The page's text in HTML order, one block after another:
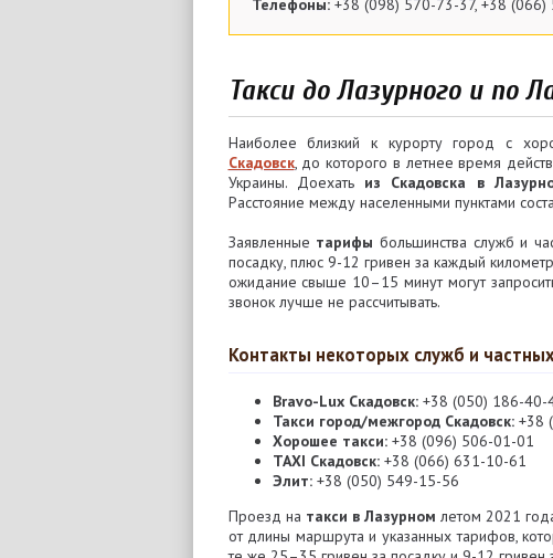
Телефоны:+38 (098) 570-73-37, +38 (066)
Такси до Лазурного и по
Наиболее близкий к курорту город с
Скадовск, до которого в летнее время
Украины. Доехать из Скадовска в
Расстояние между населенными пунктами
Заявленные тарифы большинства служб и
посадку, плюс 9-12 гривен за каждый
ожидание свыше 10–15 минут могут
звонок лучше не рассчитывать.
Контакты некоторых служб и
Bravo-Lux Скадовск:+38 (050) 186-40-
Такси город/межгород Скадовск:+38
Хорошее такси:+38 (096) 506-01-01
ТАХІ Скадовск:+38 (066) 631-10-61
Элит:+38 (050) 549-15-56
Проезд на такси в Лазурном летом 2021
от длины маршрута и указанных тарифов,